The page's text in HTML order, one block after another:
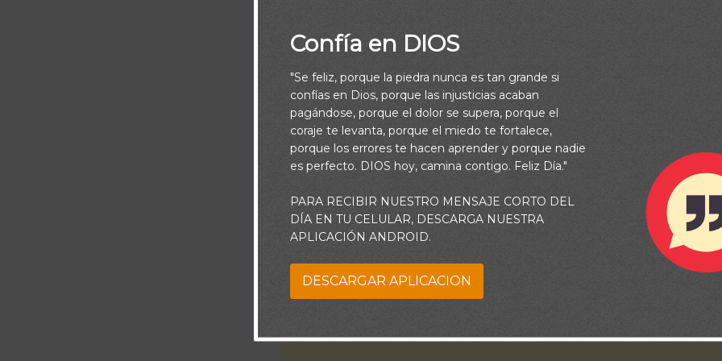
No temas delante de ellos, porque contigo estoy para librarte, dice
(Jeremías 1:8)
Señor, guíame siempre a realizar todo aquello a lo que me has lalmado
voluntad. Ayúdame a no permanecer indiferente ante la injusticia o
una derrota, sino comprometido a vivir plenamente de acuerdo al propósito
mi. Pongo en tus manos, Padre, todos mis planes y objetivos y que se cumpla
grandiosa voluntad. Amén.
Confía en DIOS
"Se feliz, porque la piedra nunca es tan grande si
confías en Dios, porque las injusticias acaban
pagándose, porque el dolor se supera, porque el
coraje te levanta, porque el miedo te fortalece,
porque los errores te hacen aprender y porque nadie
es perfecto. DIOS hoy, camina contigo. Feliz Día."
PARA RECIBIR NUESTRO MENSAJE CORTO DEL
DÍA EN TU CELULAR, DESCARGA NUESTRA
APLICACIÓN ANDROID.
DESCARGAR APLICACION